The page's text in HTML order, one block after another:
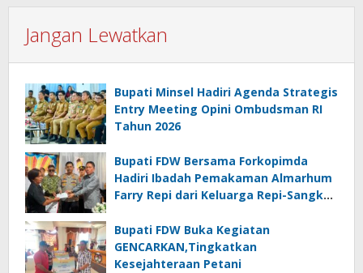
Jangan Lewatkan
Bupati Minsel Hadiri Agenda Strategis
Entry Meeting Opini Ombudsman RI
Tahun 2026
Bupati FDW Bersama Forkopimda
Hadiri Ibadah Pemakaman Almarhum
Farry Repi dari Keluarga Repi-Sangkoy
Bupati FDW Buka Kegiatan
GENCARKAN,Tingkatkan
Kesejahteraan Petani